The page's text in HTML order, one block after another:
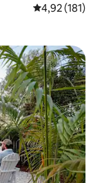
4,92 av 5 i
4,92 (181)